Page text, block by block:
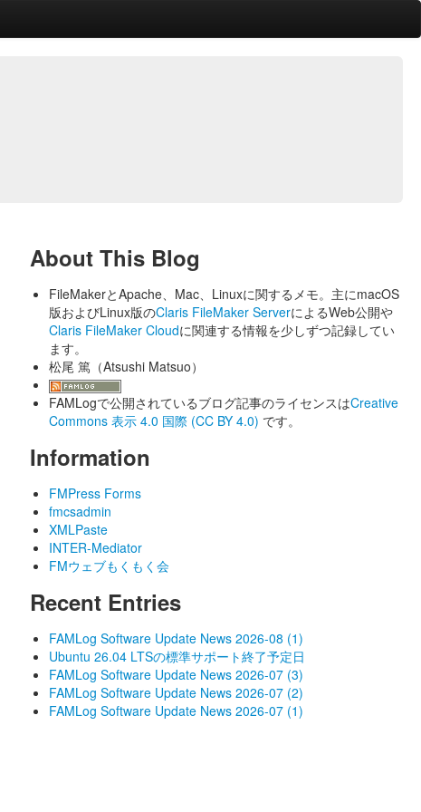
About This Blog
FileMakerとApache、Mac、Linuxに関するメモ。主にmacOS
版およびLinux版のClaris FileMaker ServerによるWeb公開や
Claris FileMaker Cloudに関連する情報を少しずつ記録してい
ます。
松尾 篤（Atsushi Matsuo）
FAMLogで公開されているブログ記事のライセンスはCreative
Commons 表示 4.0 国際 (CC BY 4.0) です。
Information
FMPress Forms
fmcsadmin
XMLPaste
INTER-Mediator
FMウェブもくもく会
Recent Entries
FAMLog Software Update News 2026-08 (1)
Ubuntu 26.04 LTSの標準サポート終了予定日
FAMLog Software Update News 2026-07 (3)
FAMLog Software Update News 2026-07 (2)
FAMLog Software Update News 2026-07 (1)